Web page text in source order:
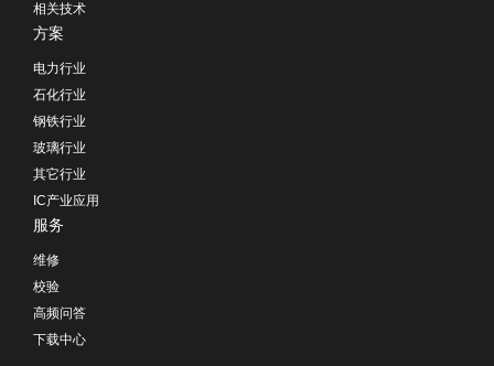
相关技术
方案
电力行业
石化行业
钢铁行业
玻璃行业
其它行业
IC产业应用
服务
维修
校验
高频问答
下载中心